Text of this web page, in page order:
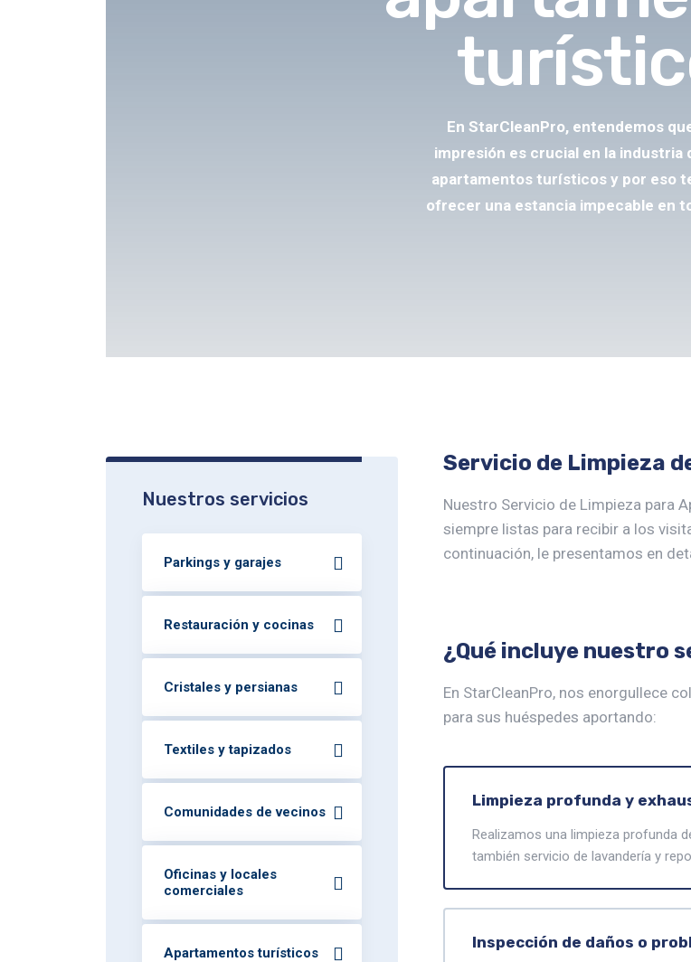
En StarCleanPro, entendemos
impresión es crucial en la industria
apartamentos turísticos y por eso
ofrecer una estancia impecable en
Nuestros servicios
Parkings y garajes
Restauración y cocinas
Cristales y persianas
Textiles y tapizados
Comunidades de vecinos
Oficinas y locales
comerciales
Apartamentos turísticos
Servicio de Limpieza
Nuestro Servicio de Limpieza para
siempre listas para recibir a los
continuación, le presentamos en
¿Qué incluye nuestro
En StarCleanPro, nos enorgullece
para sus huéspedes aportando:
Limpieza profunda y
Realizamos una limpieza profunda
también servicio de lavandería y
Inspección de daños o